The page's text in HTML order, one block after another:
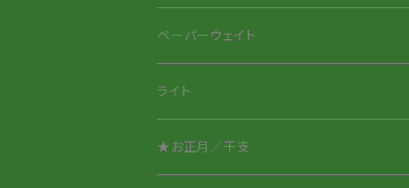
Smile Glass タンブラー
Smile Glass／取って付き
アニマルシリーズ
Smileちゃんシリーズ
アニマルシリーズ
ペーパーウェイト
ライト
★お正月／干支